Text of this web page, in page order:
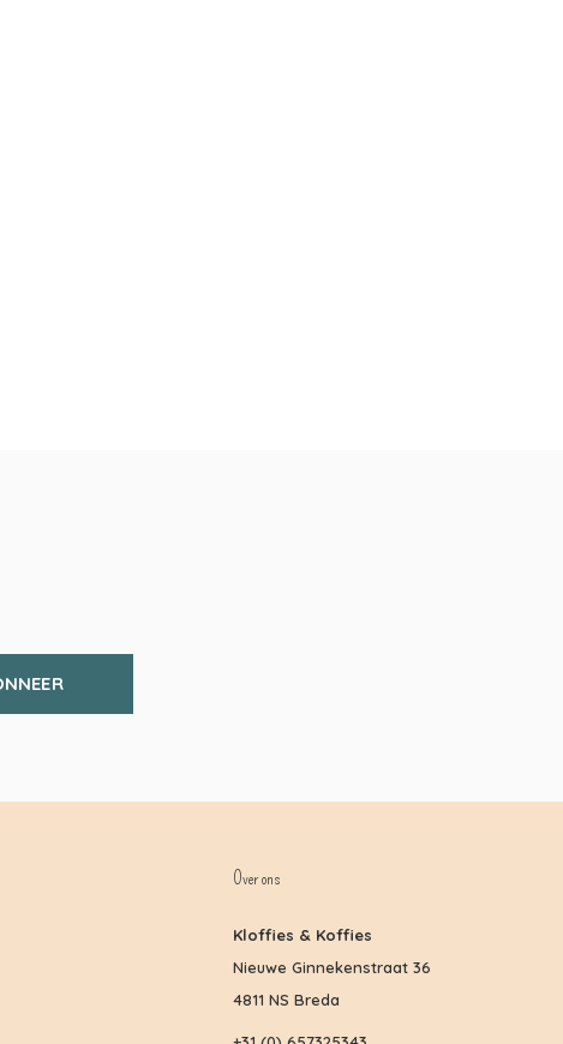
Over ons
Kloffies & Koffies
Nieuwe Ginnekenstraat 36
4811 NS Breda